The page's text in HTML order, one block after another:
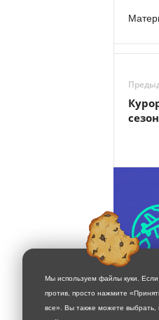
Мы используем файлы куки.
против, просто нажмите
все». Вы также можете выбрать,